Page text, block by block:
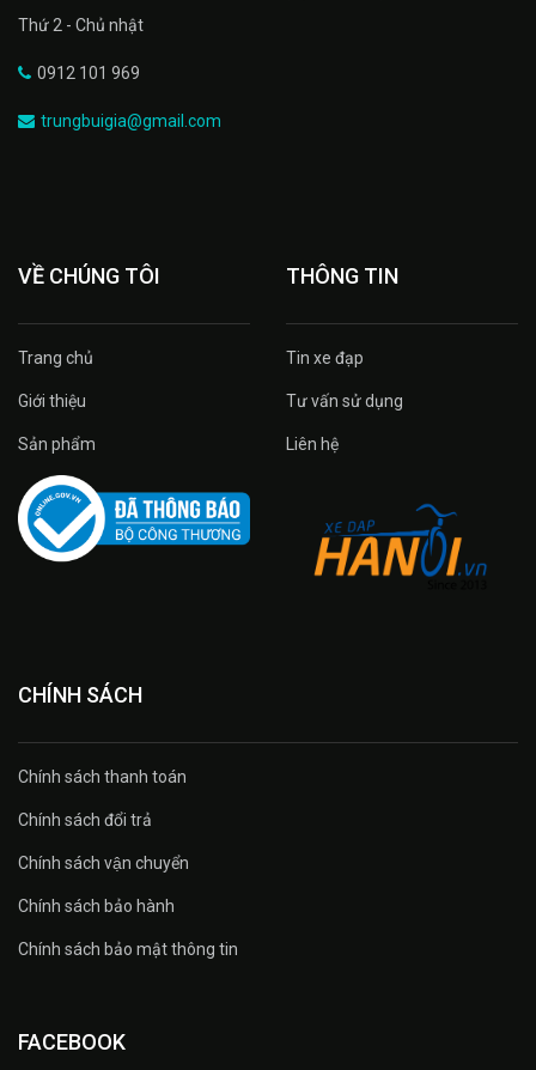
Thứ 2 - Chủ nhật
0912 101 969
trungbuigia@gmail.com
VỀ CHÚNG TÔI
Trang chủ
Giới thiệu
Sản phẩm
THÔNG TIN
Tin xe đạp
Tư vấn sử dụng
Liên hệ
CHÍNH SÁCH
Chính sách thanh toán
Chính sách đổi trả
Chính sách vận chuyển
Chính sách bảo hành
Chính sách bảo mật thông tin
FACEBOOK